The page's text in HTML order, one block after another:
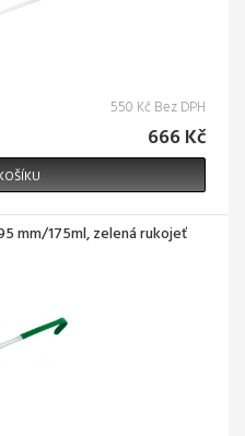
550 Kč Bez DPH
666 Kč
mm/175ml, zelená rukojeť